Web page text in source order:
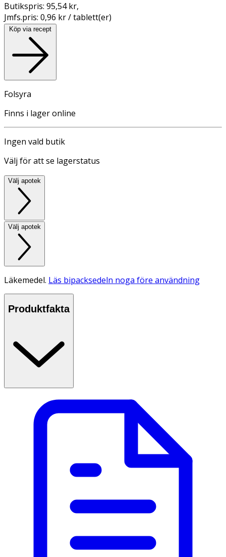
Butikspris: 95,54 kr,
Jmfs.pris: 0,96 kr / tablett(er)
Köp via recept
Folsyra
Finns i lager online
Ingen vald butik
Välj för att se lagerstatus
Välj apotek
Välj apotek
Läkemedel. Läs bipacksedeln noga före användning
Produktfakta